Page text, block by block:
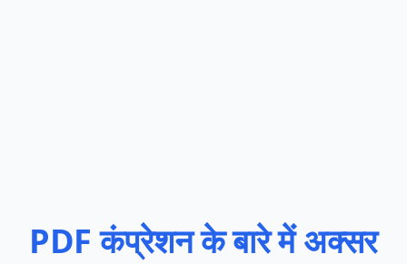
PDF कंप्रेशन के बारे में अक्सर